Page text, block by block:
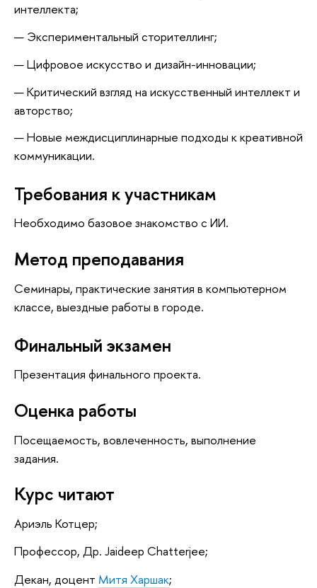
интеллекта;
Экспериментальный сторителлинг;
Цифровое искусство и дизайн-инновации;
Критический взгляд на искусственный интеллект и
авторство;
Новые междисциплинарные подходы к креативной
коммуникации.
Требования к участникам
Необходимо базовое знакомство с ИИ.
Метод преподавания
Семинары, практические занятия в компьютерном
классе, выездные работы в городе.
Финальный экзамен
Презентация финального проекта.
Оценка работы
Посещаемость, вовлеченность, выполнение
задания.
Курс читают
Ариэль Котцер;
Профессор, Др. Jaideep Chatterjee;
Декан, доцент Митя Харшак;